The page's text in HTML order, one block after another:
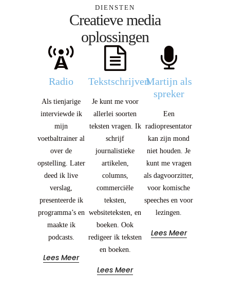
DIENSTEN
Creatieve media
oplossingen
Radio
Als tienjarige
interviewde ik
mijn
voetbaltrainer al
over de
opstelling. Later
deed ik live
verslag,
presenteerde ik
programma’s en
maakte ik
podcasts.
Lees Meer
Tekstschrijven
Je kunt me voor
allerlei soorten
teksten vragen. Ik
schrijf
journalistieke
artikelen,
columns,
commerciële
teksten,
websiteteksten, en
boeken. Ook
redigeer ik teksten
en boeken.
Lees Meer
Martijn als
spreker
Een
radiopresentator
kan zijn mond
niet houden. Je
kunt me vragen
als dagvoorzitter,
voor komische
speeches en voor
lezingen.
Lees Meer